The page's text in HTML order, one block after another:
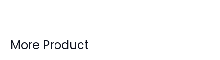
More Product